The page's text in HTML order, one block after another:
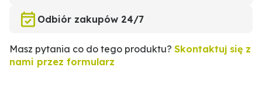
Odbiór zakupów 24/7
Masz pytania co do tego produktu? Skontaktuj się z
nami przez formularz